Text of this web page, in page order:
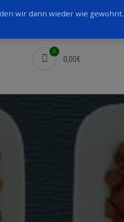
Facebook
0
0,00€
wir dann wieder wie gewohnt.